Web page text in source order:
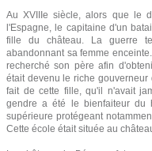
Au XVIIIe siècle, alors que le
l'Espagne, le capitaine d'un
fille du château. La guerre
abandonnant sa femme
recherché son père afin
était devenu le riche
fait de cette fille, qu'il n'avait
gendre a été le bienfaiteur du
supérieure protégeant
Cette école était située au